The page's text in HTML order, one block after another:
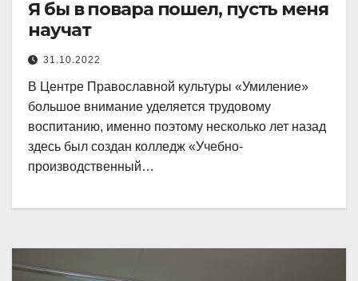
Я бы в повара пошел, пусть меня
научат
31.10.2022
В Центре Православной культуры «Умиление»
большое внимание уделяется трудовому
воспитанию, именно поэтому несколько лет назад
здесь был создан колледж «Учебно-
производственный…